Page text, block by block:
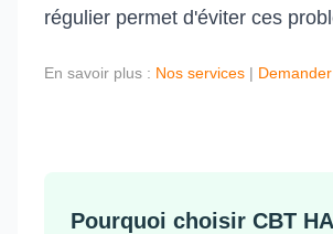
régulier permet d'éviter ces
En savoir plus : Nos services |
Pourquoi choisir CBT